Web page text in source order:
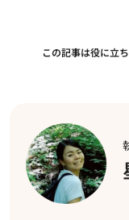
この記事は役に立